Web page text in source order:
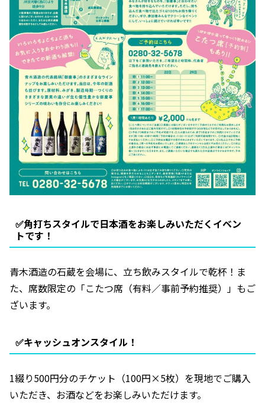
✅️角打ちスタイルで日本酒をお楽しみいただくイベン
トです！
青木酒造の石蔵を会場に、立ち飲みスタイルで乾杯！ま
た、席数限定の「こたつ席（有料／事前予約推奨）」もご
ざいます。
✅️キャッシュオンスタイル！
1綴り500円分のチケット（100円×5枚）を現地でご購入
いただき、お酒などをお楽しみいただけます。